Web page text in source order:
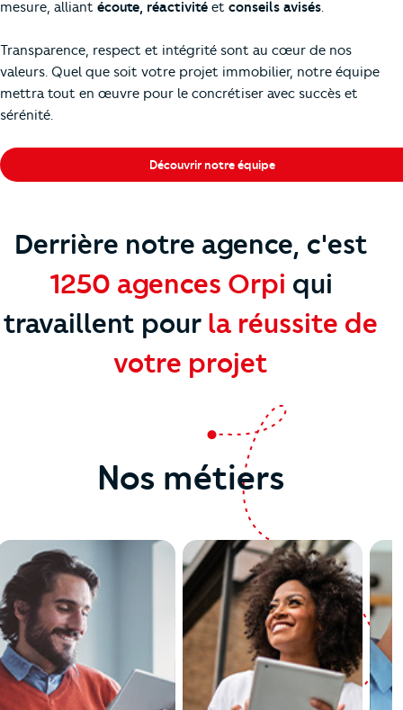
mesure, alliant écoute, réactivité et conseils avisés.
Transparence, respect et intégrité sont au cœur de nos
valeurs. Quel que soit votre projet immobilier, notre équipe
mettra tout en œuvre pour le concrétiser avec succès et
sérénité.
Découvrir notre équipe
Derrière notre agence, c'est
1250 agences Orpi qui
travaillent pour la réussite de
votre projet
Nos métiers